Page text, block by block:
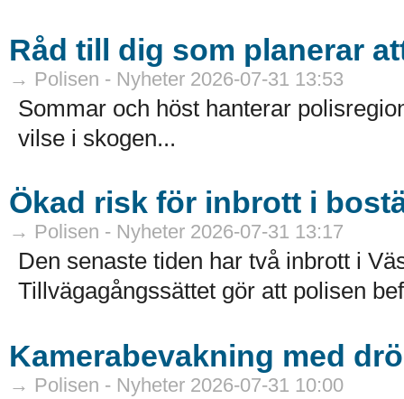
Råd till dig som planerar
→ Polisen - Nyheter 2026-07-31 13:53
Sommar och höst hanterar
vilse i skogen...
Ökad risk för inbrott i
→ Polisen - Nyheter 2026-07-31 13:17
Den senaste tiden har två inbrott i
Tillvägagångssättet gör att polisen
Kamerabevakning med
→ Polisen - Nyheter 2026-07-31 10:00